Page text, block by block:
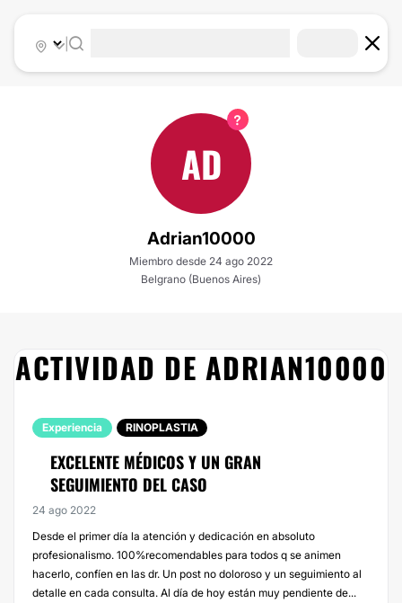
|
AD
Adrian10000
Miembro desde 24 ago 2022
Belgrano (Buenos Aires)
ACTIVIDAD DE ADRIAN10000
Experiencia RINOPLASTIA
EXCELENTE MÉDICOS Y UN GRAN
SEGUIMIENTO DEL CASO
24 ago 2022
Desde el primer día la atención y dedicación en absoluto
profesionalismo. 100%recomendables para todos q se animen
hacerlo, confíen en las dr. Un post no doloroso y un seguimiento al
detalle en cada consulta. Al día de hoy están muy pendiente de...